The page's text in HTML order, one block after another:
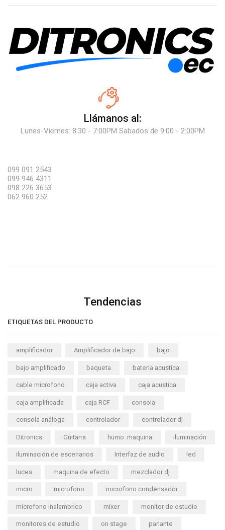
Llámanos al:
Lunes-Viernes: 8:30 - 7:00PM Sabados de 9:00 - 2:00PM
099 091 2543
099 946 4311
098 226 3653
062 960 252
Tendencias
ETIQUETAS DEL PRODUCTO
amplificador Amplificador de bajo bajo
bajo amplificado baqueta bateria acustica
cable microfono caja activa caja acustica
caja amplificada caja RCF consola
consola análoga controlador controlador dj
Ditronics Guitarra humo. maquina iluminación
iluminación de escenarios Interfaz de audio led
luces maquina de efecto mezclador dj
micro microfono microfono condensador
microfono inalambrico mixer monitor de estudio
monitores de estudio on stage parlante